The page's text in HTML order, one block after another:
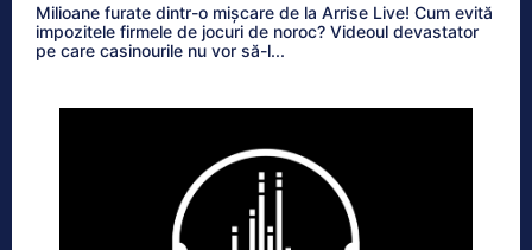
Milioane furate dintr-o mișcare de la Arrise Live! Cum evită
impozitele firmele de jocuri de noroc? Videoul devastator
pe care casinourile nu vor să-l...